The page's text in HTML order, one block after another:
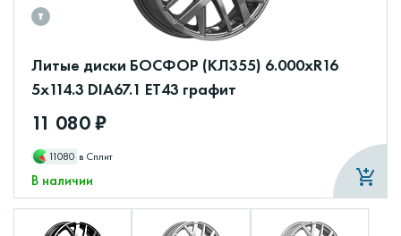
Литые диски БОСФОР (КЛ355) 6.000xR16
5x114.3 DIA67.1 ET43 графит
11 080 ₽
11080 в Сплит
В наличии